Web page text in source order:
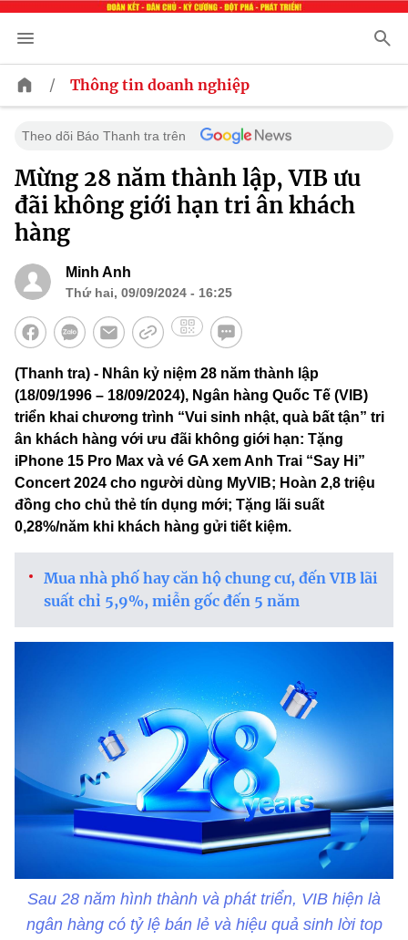
/ Thông tin doanh nghiệp
Theo dõi Báo Thanh tra trên
Mừng 28 năm thành lập, VIB ưu
đãi không giới hạn tri ân khách
hàng
Minh Anh
Thứ hai, 09/09/2024 - 16:25
(Thanh tra) - Nhân kỷ niệm 28 năm thành lập
(18/09/1996 – 18/09/2024), Ngân hàng Quốc Tế (VIB)
triển khai chương trình “Vui sinh nhật, quà bất tận” tri
ân khách hàng với ưu đãi không giới hạn: Tặng
iPhone 15 Pro Max và vé GA xem Anh Trai “Say Hi”
Concert 2024 cho người dùng MyVIB; Hoàn 2,8 triệu
đồng cho chủ thẻ tín dụng mới; Tặng lãi suất
0,28%/năm khi khách hàng gửi tiết kiệm.
Mua nhà phố hay căn hộ chung cư, đến VIB lãi
suất chỉ 5,9%, miễn gốc đến 5 năm
Sau 28 năm hình thành và phát triển, VIB hiện là
ngân hàng có tỷ lệ bán lẻ và hiệu quả sinh lời top